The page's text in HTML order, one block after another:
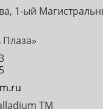
1-ый
TM